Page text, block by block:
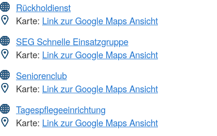
Rückholdienst
Karte: Link zur Google Maps Ansicht
SEG Schnelle Einsatzgruppe
Karte: Link zur Google Maps Ansicht
Seniorenclub
Karte: Link zur Google Maps Ansicht
Tagespflegeeinrichtung
Karte: Link zur Google Maps Ansicht